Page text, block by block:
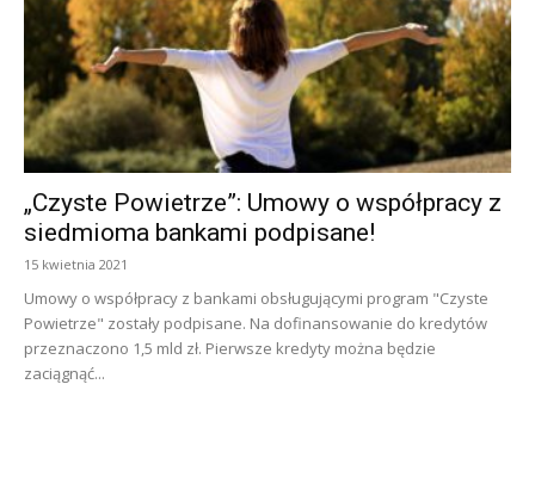
„Czyste Powietrze”: Umowy o współpracy z
siedmioma bankami podpisane!
15 kwietnia 2021
Umowy o współpracy z bankami obsługującymi program "Czyste
Powietrze" zostały podpisane. Na dofinansowanie do kredytów
przeznaczono 1,5 mld zł. Pierwsze kredyty można będzie
zaciągnąć...